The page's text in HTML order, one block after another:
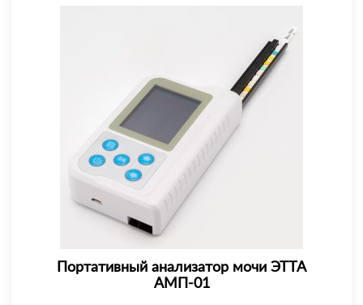
Портативный анализатор мочи ЭТТА
АМП-01